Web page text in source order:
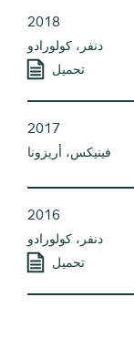
2018
دنفر، كولورادو
تحميل
2017
فينيكس، أريزونا
2016
دنفر، كولورادو
تحميل